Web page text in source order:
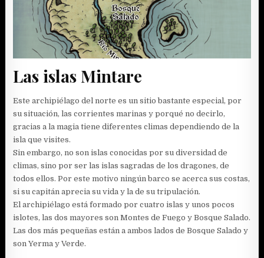
Las islas Mintare
Este archipiélago del norte es un sitio bastante especial, por
su situación, las corrientes marinas y porqué no decirlo,
gracias a la magia tiene diferentes climas dependiendo de la
isla que visites.
Sin embargo, no son islas conocidas por su diversidad de
climas, sino por ser las islas sagradas de los dragones, de
todos ellos. Por este motivo ningún barco se acerca sus costas,
si su capitán aprecia su vida y la de su tripulación.
El archipiélago está formado por cuatro islas y unos pocos
islotes, las dos mayores son Montes de Fuego y Bosque Salado.
Las dos más pequeñas están a ambos lados de Bosque Salado y
son Yerma y Verde.